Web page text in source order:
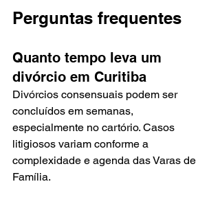
Perguntas frequentes
Quanto tempo leva um
divórcio em Curitiba
Divórcios consensuais podem ser
concluídos em semanas,
especialmente no cartório. Casos
litigiosos variam conforme a
complexidade e agenda das Varas de
Família.